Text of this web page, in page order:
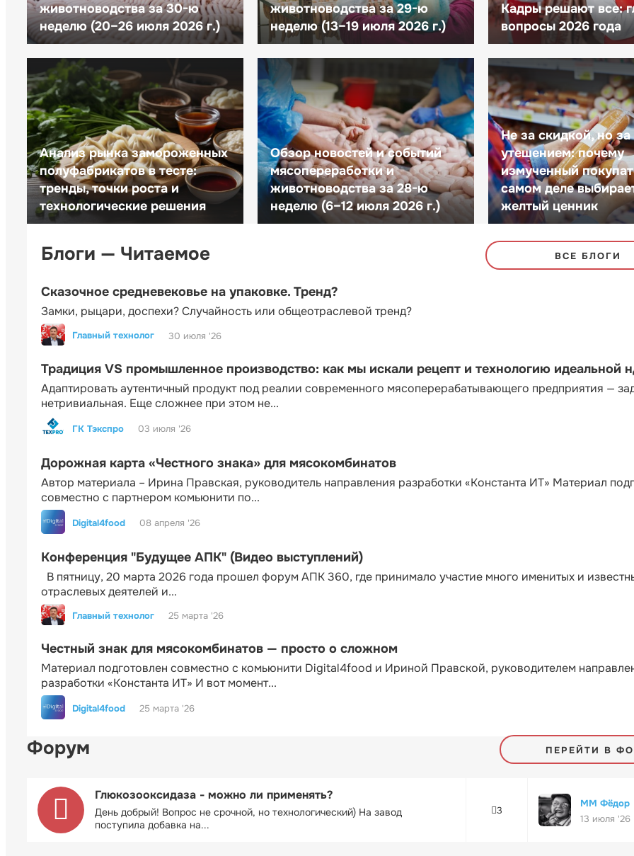
животноводства за 30-ю
неделю (20–26 июля 2026 г.)
животноводства за 29-ю
неделю (13–19 июля 2026 г.)
Кадры решают все:
вопросы 2026 года
Анализ рынка замороженных
полуфабрикатов в тесте:
тренды, точки роста и
технологические решения
Обзор новостей и событий
мясопереработки и
животноводства за 28-ю
неделю (6–12 июля 2026 г.)
Не за скидкой, но за
утешением: почему
измученный
самом деле
желтый ценник
Блоги — Читаемое ВСЕ БЛОГИ
Сказочное средневековье на упаковке. Тренд?
Замки, рыцари, доспехи? Случайность или общеотраслевой тренд?
Главный технолог 30 июля '26
Традиция VS промышленное производство: как мы искали рецепт и технологию идеальной
Адаптировать аутентичный продукт под реалии современного мясоперерабатывающего предприятия —
нетривиальная. Еще сложнее при этом не...
ГК Тэкспро 03 июля '26
Дорожная карта «Честного знака» для мясокомбинатов
Автор материала – Ирина Правская, руководитель направления разработки «Константа ИТ» Материал
совместно с партнером комьюнити по...
Digital4food 08 апреля '26
Конференция "Будущее АПК" (Видео выступлений)
В пятницу, 20 марта 2026 года прошел форум АПК 360, где принимало участие много именитых и
отраслевых деятелей и...
Главный технолог 25 марта '26
Честный знак для мясокомбинатов — просто о сложном
Материал подготовлен совместно с комьюнити Digital4food и Ириной Правской, руководителем
разработки «Константа ИТ» И вот момент...
Digital4food 25 марта '26
Форум ПЕРЕЙТИ В
Глюкозооксидаза - можно ли применять?
День добрый! Вопрос не срочной, но технологический) На завод
поступила добавка на...
3
ММ Фёдор
13 июля '26